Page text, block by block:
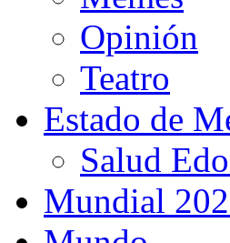
Opinión
Teatro
Estado de
Salud
Mundial